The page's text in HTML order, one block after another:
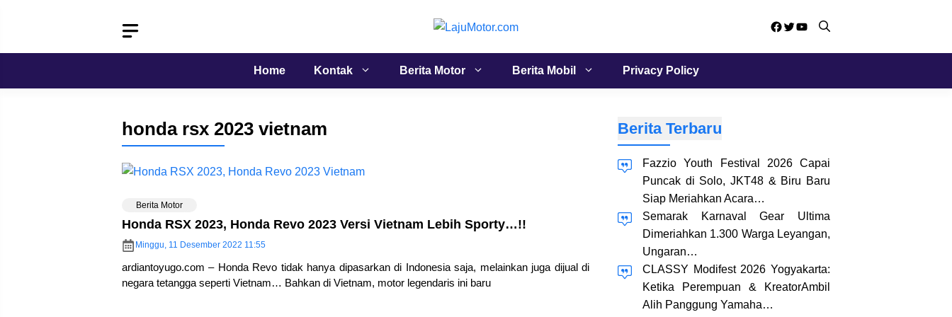
Facebook
Twitter
YouTube
Home Kontak Berita Motor Berita Mobil Privacy Policy
honda rsx 2023 vietnam
Berita Motor
Honda RSX 2023, Honda Revo 2023 Versi Vietnam Lebih Sporty…!!
Minggu, 11 Desember 2022 11:55
ardiantoyugo.com – Honda Revo tidak hanya dipasarkan di Indonesia saja, melainkan juga dijual di
negara tetangga seperti Vietnam… Bahkan di Vietnam, motor legendaris ini baru
Berita Terbaru
Fazzio Youth Festival 2026 Capai
Puncak di Solo, JKT48 & Biru Baru
Siap Meriahkan Acara…
Semarak Karnaval Gear Ultima
Dimeriahkan 1.300 Warga Leyangan,
Ungaran…
CLASSY Modifest 2026 Yogyakarta:
Ketika Perempuan & KreatorAmbil
Alih Panggung Yamaha…